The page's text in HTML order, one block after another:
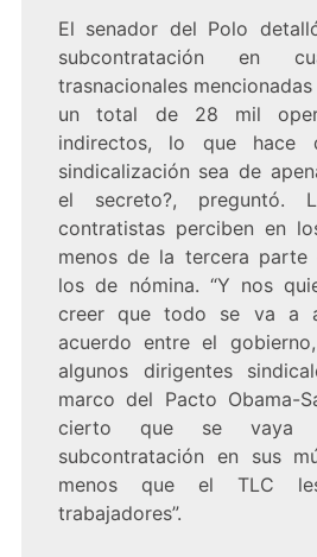
El senador del Polo
subcontratación en
trasnacionales
un total de 28 mil
indirectos, lo que
sindicalización sea de
el secreto?, preguntó.
contratistas perciben en
menos de la tercera parte
los de nómina. “Y nos
creer que todo se va a
acuerdo entre el
algunos dirigentes
marco del Pacto Obama-
cierto que se vaya
subcontratación en sus
menos que el TLC
trabajadores”.